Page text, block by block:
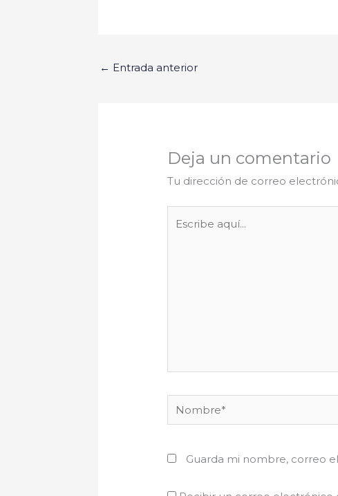
← Entrada anterior
Deja un comentario
Tu dirección de correo
Nombre*
Guarda mi nombre, correo